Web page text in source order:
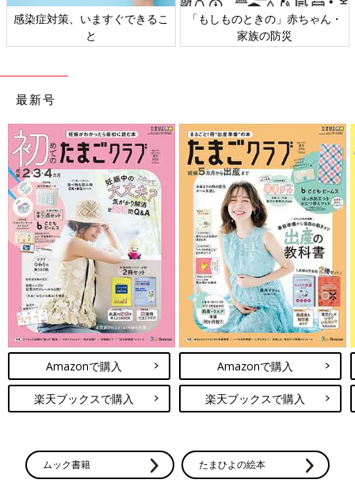
感染症対策、いますぐできるこ
と
「もしものときの」赤ちゃん・
家族の防災
最新号
Amazonで購入
楽天ブックスで購入
Amazonで購入
楽天ブックスで購入
ムック書籍 たまひよの絵本